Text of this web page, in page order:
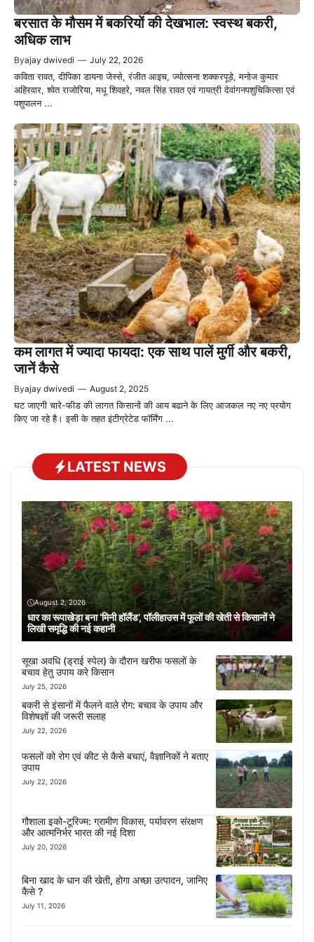
बरसात के मौसम में बकरियों की देखभाल: स्वस्थ बकरी,
अधिक लाभ
Byajay dwivedi — July 22, 2026
कविता रावत, दीपिका डायना जेस्से, रंजीत आइच, ज्योत्सना शक्करपूड़े, मनोज कुमार
अहिरवार, श्वेत राजोरिया, मधू शिवहरे, नवल सिंह रावत एवं गायत्री देवांगनपशुचिकित्सा एवं
पशुपालन ...
कम लागत में ज्यादा फायदा: एक साथ पालें मुर्गी और बकरी,
जानें कैसे
Byajay dwivedi — August 2, 2025
घट जाएगी चारे-फीड की लागत किसानों की आय बढाने के लिए आजकल नए नए प्रयोग
किए जा रहे है। इसी के तहत इंटीग्रेटेड फॉर्मिंग ...
LATEST NEWS
August 2, 2026
धार का रूपाखेड़ा बना ‘मिनी हॉलैंड’, पॉलीहाउस में फूलों की खेती से किसानों ने
लिखी समृद्धि की नई कहानी
सूखा अवधि (ड्राई स्पेल) के दौरान खरीफ फसलों के
बचाव हेतु उपाय करे किसान
July 25, 2026
बकरी से इंसानों में फैलने वाले रोग: बचाव के उपाय और
विशेषज्ञों की जरूरी सलाह
July 22, 2026
फसलों को रोग एवं कीट से कैसे बचाएं, वैज्ञानिकों ने बताए
उपाय
July 22, 2026
गौशाला इको-टूरिज्म: ग्रामीण विकास, पर्यावरण संरक्षण
और आत्मनिर्भर भारत की नई दिशा
July 20, 2026
बिना खाद के धान की खेती, होगा अच्छा उत्पादन, जानिए
कैसे ?
July 11, 2026